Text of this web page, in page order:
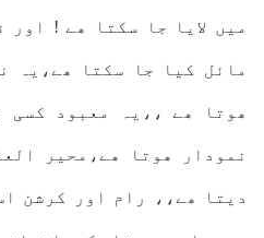
میں لایا جا سکتا ھے ! اور
مائل کیا جا سکتا ھے،یہ
ھوتا ھے ،،یہ معبود کسی
نمودار ھوتا ھے،محیر
دیتا ھے،، رام اور کرشن